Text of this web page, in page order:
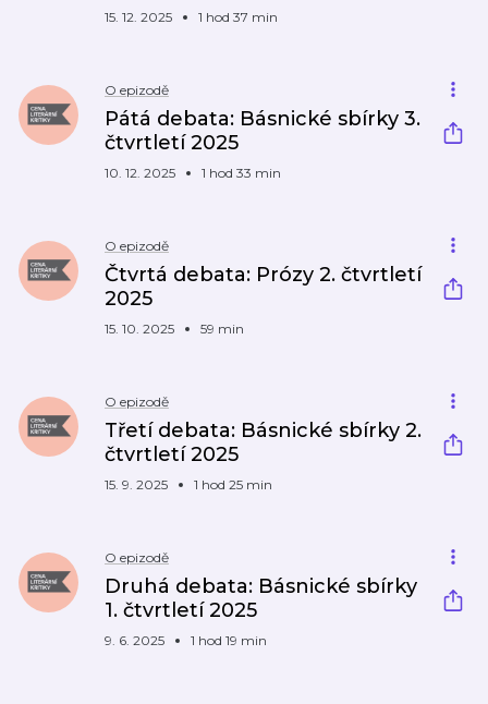
15. 12. 2025 1 hod 37 min
O epizodě
Pátá debata: Básnické sbírky 3.
čtvrtletí 2025
10. 12. 2025 1 hod 33 min
O epizodě
Čtvrtá debata: Prózy 2. čtvrtletí
2025
15. 10. 2025 59 min
O epizodě
Třetí debata: Básnické sbírky 2.
čtvrtletí 2025
15. 9. 2025 1 hod 25 min
O epizodě
Druhá debata: Básnické sbírky
1. čtvrtletí 2025
9. 6. 2025 1 hod 19 min